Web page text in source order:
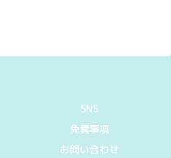
SNS
免責事項
お問い合わせ